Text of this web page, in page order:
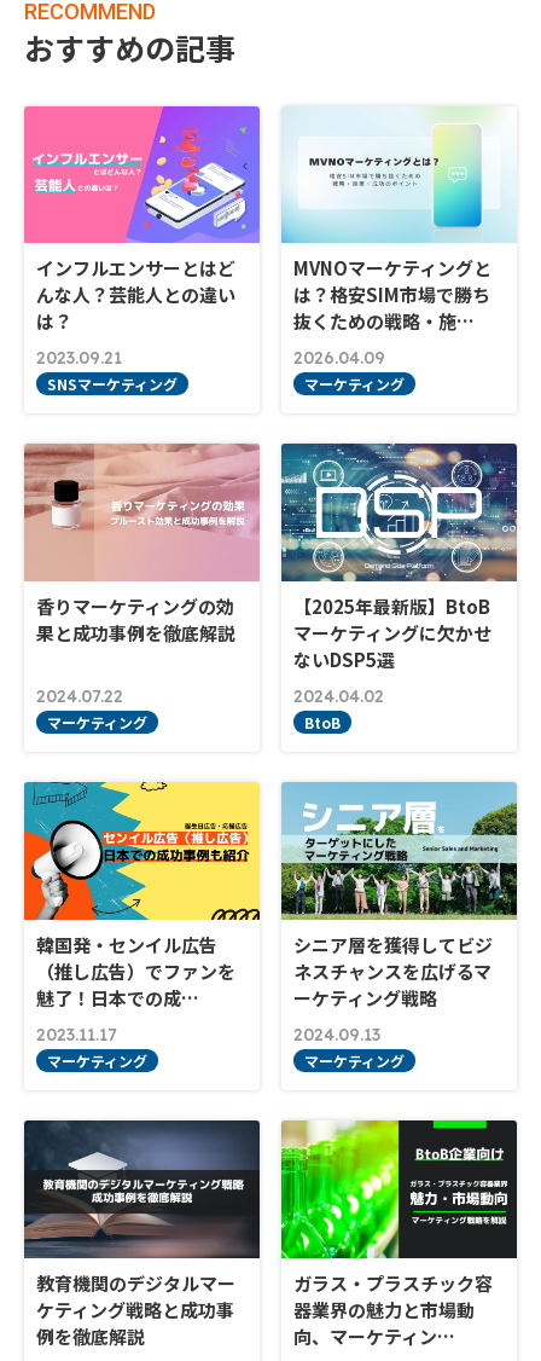
RECOMMEND
おすすめの記事
インフルエンサーとはど
んな人？芸能人との違い
は？
2023.09.21
SNSマーケティング
MVNOマーケティングと
は？格安SIM市場で勝ち
抜くための戦略・施…
2026.04.09
マーケティング
香りマーケティングの効
果と成功事例を徹底解説
2024.07.22
マーケティング
【2025年最新版】BtoB
マーケティングに欠かせ
ないDSP5選
2024.04.02
BtoB
韓国発・センイル広告
（推し広告）でファンを
魅了！日本での成…
2023.11.17
マーケティング
シニア層を獲得してビジ
ネスチャンスを広げるマ
ーケティング戦略
2024.09.13
マーケティング
教育機関のデジタルマー
ケティング戦略と成功事
例を徹底解説
ガラス・プラスチック容
器業界の魅力と市場動
向、マーケティン…